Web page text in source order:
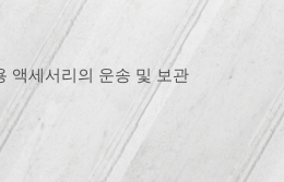
액세서리의 운송 및 보관